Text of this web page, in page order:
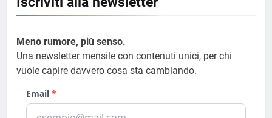
Meno rumore, più senso.
Una newsletter mensile con contenuti unici, per chi
vuole capire davvero cosa sta cambiando.